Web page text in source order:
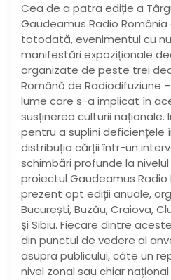
Cea de a patra ediție a
Gaudeamus Radio
totodată, evenimentul cu
manifestări expoziționale
organizate de peste trei
Română de Radiodifuziune
lume care s-a implicat în
susținerea culturii naționale.
pentru a suplini deficiențele
distribuția cărții într-un
schimbări profunde la
proiectul Gaudeamus Radio
prezent opt ediții anuale,
București, Buzău, Craiova,
și Sibiu. Fiecare dintre
din punctul de vedere al
asupra publicului, câte un
nivel zonal sau chiar național.